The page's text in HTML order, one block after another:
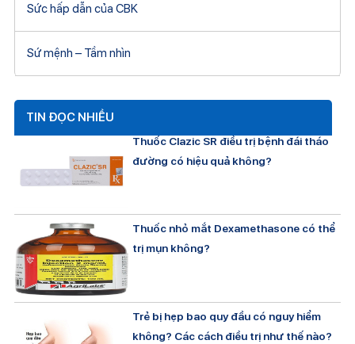
Sức hấp dẫn của CBK
Sứ mệnh – Tầm nhìn
TIN ĐỌC NHIỀU
Thuốc Clazic SR điều trị bệnh đái tháo
đường có hiệu quả không?
Thuốc nhỏ mắt Dexamethasone có thể
trị mụn không?
Trẻ bị hẹp bao quy đầu có nguy hiểm
không? Các cách điều trị như thế nào?